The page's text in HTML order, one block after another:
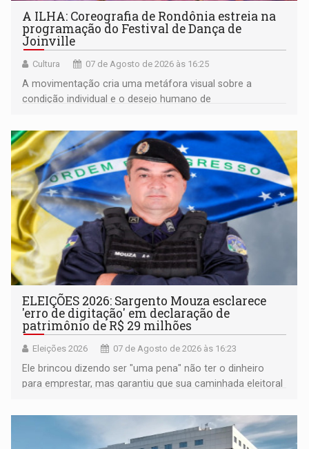
A ILHA: Coreografia de Rondônia estreia na
programação do Festival de Dança de
Joinville
Cultura 07 de Agosto de 2026 às 16:25
A movimentação cria uma metáfora visual sobre a
condição individual e o desejo humano de
ELEIÇÕES 2026: Sargento Mouza esclarece
'erro de digitação' em declaração de
patrimônio de R$ 29 milhões
Eleições 2026 07 de Agosto de 2026 às 16:23
Ele brincou dizendo ser "uma pena" não ter o dinheiro
para emprestar, mas garantiu que sua caminhada eleitoral